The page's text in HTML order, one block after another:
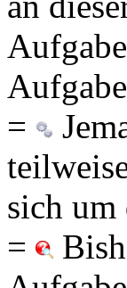
=
sich um
=